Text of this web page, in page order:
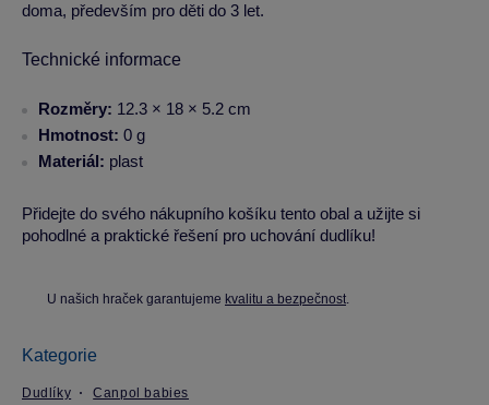
doma, především pro děti do 3 let.
Technické informace
Rozměry: 12.3 × 18 × 5.2 cm
Hmotnost: 0 g
Materiál: plast
Přidejte do svého nákupního košíku tento obal a užijte si
pohodlné a praktické řešení pro uchování dudlíku!
U našich hraček garantujeme kvalitu a bezpečnost.
Kategorie
Dudlíky Canpol babies